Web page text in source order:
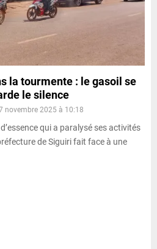
la tourmente : le gasoil se
le silence
novembre 2025 à 10:18
qui a paralysé ses activités
de Siguiri fait face à une